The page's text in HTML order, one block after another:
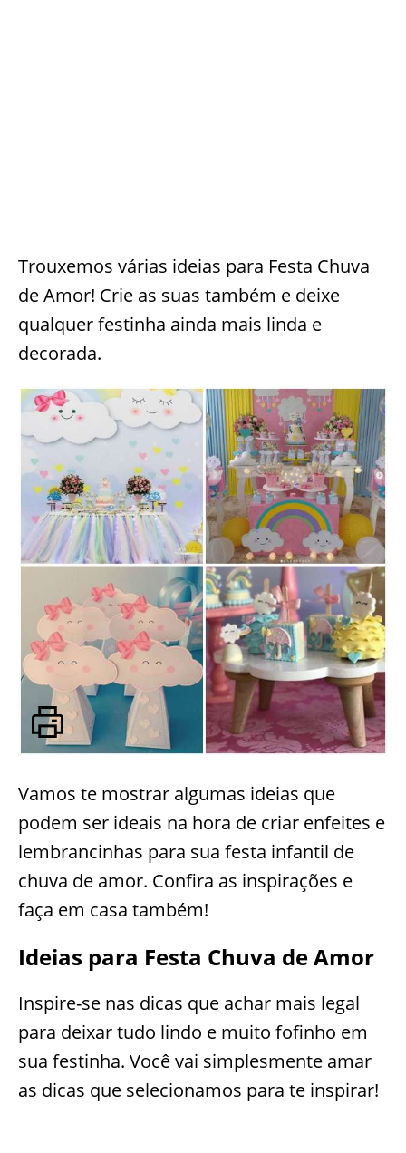
Trouxemos várias ideias para Festa Chuva
de Amor! Crie as suas também e deixe
qualquer festinha ainda mais linda e
decorada.
Vamos te mostrar algumas ideias que
podem ser ideais na hora de criar enfeites e
lembrancinhas para sua festa infantil de
chuva de amor. Confira as inspirações e
faça em casa também!
Ideias para Festa Chuva de Amor
Inspire-se nas dicas que achar mais legal
para deixar tudo lindo e muito fofinho em
sua festinha. Você vai simplesmente amar
as dicas que selecionamos para te inspirar!